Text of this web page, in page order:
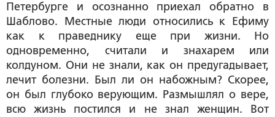
Петербурге и осознанно приехал обратно в
Шаблово. Местные люди относились к Ефиму
как к праведнику еще при жизни. Но
одновременно, считали и знахарем или
колдуном. Они не знали, как он предугадывает,
лечит болезни. Был ли он набожным? Скорее,
он был глубоко верующим. Размышлял о вере,
всю жизнь постился и не знал женщин. Вот